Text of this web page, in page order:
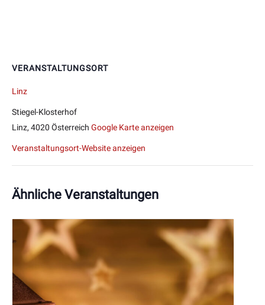
VERANSTALTUNGSORT
Linz
Stiegel-Klosterhof
Linz, 4020 Österreich Google Karte anzeigen
Veranstaltungsort-Website anzeigen
Ähnliche Veranstaltungen